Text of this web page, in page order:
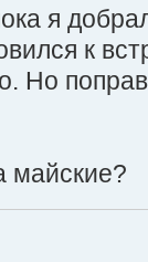
я
к
Но
майские?